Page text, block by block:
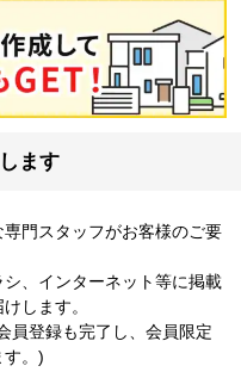
ます
門スタッフがお客様のご要
、インターネット等に掲載
します。
員登録も完了し、会員限定
す。)